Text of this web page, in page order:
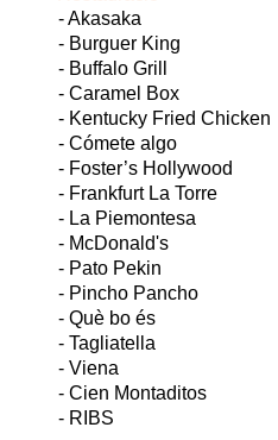
- Akasaka
- Burguer King
- Buffalo Grill
- Caramel Box
- Kentucky Fried Chicken
- Cómete algo
- Foster’s Hollywood
- Frankfurt La Torre
- La Piemontesa
- McDonald's
- Pato Pekin
- Pincho Pancho
- Què bo és
- Tagliatella
- Viena
- Cien Montaditos
- RIBS